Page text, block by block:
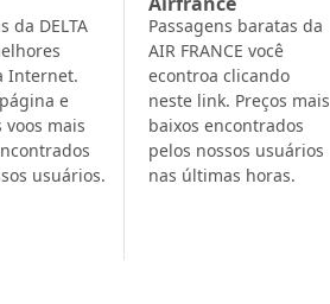
da DELTA
Internet.
e
voos mais
usuários.
Passagens baratas da
AIR FRANCE você
econtroa clicando
neste link. Preços mais
baixos encontrados
pelos nossos usuários
nas últimas horas.